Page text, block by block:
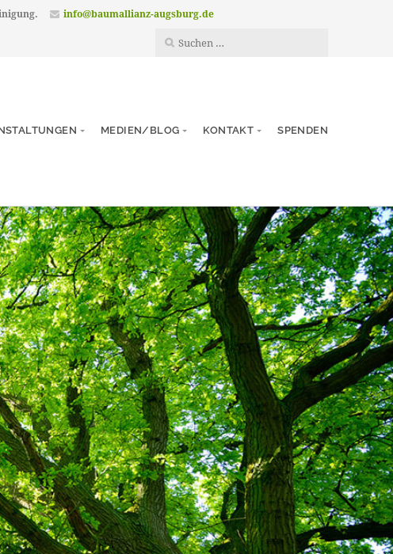
info@baumallianz-augsburg.de
MEDIEN/BLOG KONTAKT SPENDEN